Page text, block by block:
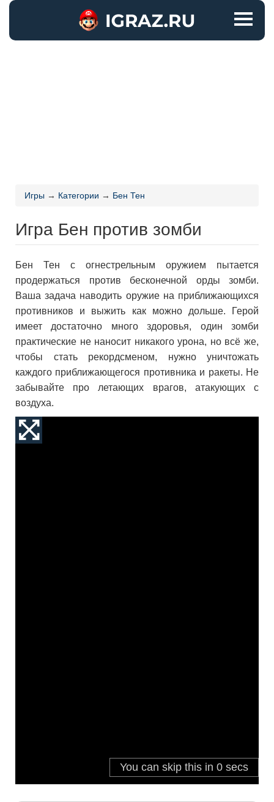
Игры → Категории → Бен Тен
Игра Бен против зомби
Бен Тен с огнестрельным оружием пытается
продержаться против бесконечной орды зомби.
Ваша задача наводить оружие на приближающихся
противников и выжить как можно дольше. Герой
имеет достаточно много здоровья, один зомби
практические не наносит никакого урона, но всё же,
чтобы стать рекордсменом, нужно уничтожать
каждого приближающегося противника и ракеты. Не
забывайте про летающих врагов, атакующих с
воздуха.